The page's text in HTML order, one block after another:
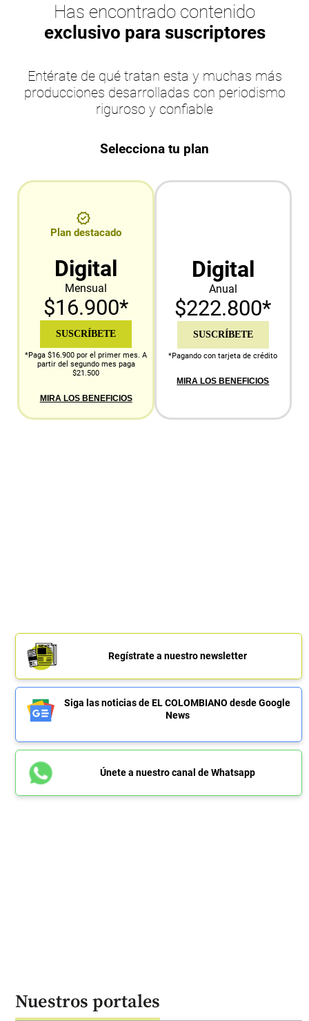
Has encontrado contenido
exclusivo para suscriptores
Entérate de qué tratan esta y muchas más
producciones desarrolladas con periodismo
riguroso y confiable
Selecciona tu plan
Plan destacado
Digital
Mensual
$16.900*
SUSCRÍBETE
*Paga $16.900 por el primer mes. A
partir del segundo mes paga
$21.500
MIRA LOS BENEFICIOS
Digital
Anual
$222.800*
SUSCRÍBETE
*Pagando con tarjeta de crédito
MIRA LOS BENEFICIOS
Regístrate a nuestro newsletter
Siga las noticias de EL COLOMBIANO desde Google
News
Únete a nuestro canal de Whatsapp
Nuestros portales